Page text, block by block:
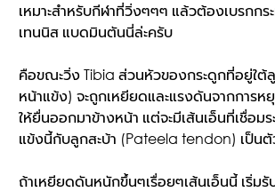
เหมาะสำหรับกีฬาที่วิ่งๆๆๆ แล้วต้องเบรกก
เทนนิส แบดมินตันนี่ล่ะครับ
คือขณะวิ่ง Tibia ส่วนหัวของกระดูกที่อยู่ใต้
หน้าแข้ง) จะถูกเหยียดและแรงดันจากการ
ให้ยื่นออกมาข้างหน้า แต่จะมีเส้นเอ็นที่เชื่อม
แข้งนี้กับลูกสะบ้า (Pateela tendon) เป็นตั
ถ้าเหยียดดันหนักขึ้นๆเรื่อยๆเส้นเอ็นนี้ เริ่มรั